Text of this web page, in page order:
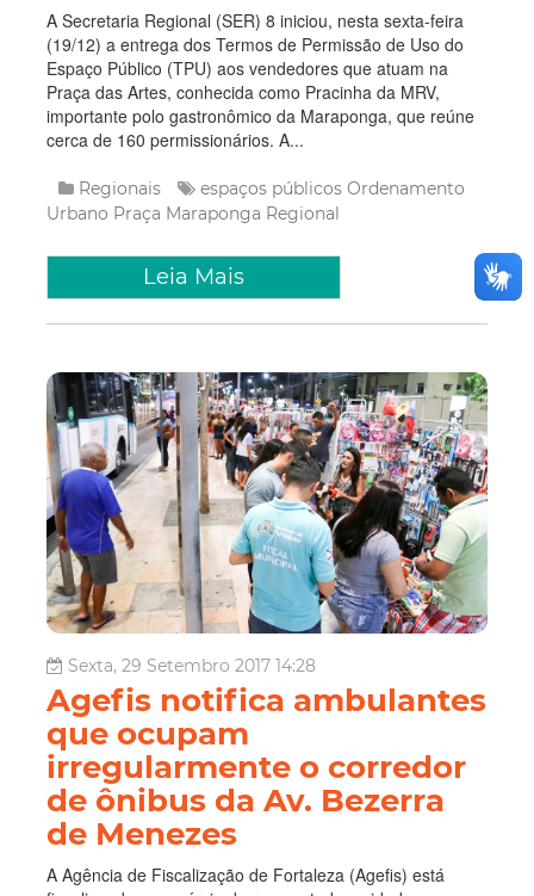
A Secretaria Regional (SER) 8 iniciou, nesta sexta-feira
(19/12) a entrega dos Termos de Permissão de Uso do
Espaço Público (TPU) aos vendedores que atuam na
Praça das Artes, conhecida como Pracinha da MRV,
importante polo gastronômico da Maraponga, que reúne
cerca de 160 permissionários. A...
Regionais espaços públicos Ordenamento
Urbano Praça Maraponga Regional
Leia Mais
Sexta, 29 Setembro 2017 14:28
Agefis notifica ambulantes
que ocupam
irregularmente o corredor
de ônibus da Av. Bezerra
de Menezes
A Agência de Fiscalização de Fortaleza (Agefis) está